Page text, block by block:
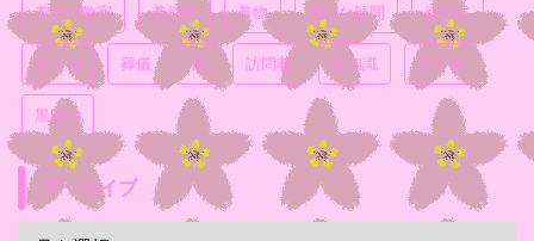
着付け教室 着崩れ 着物 素朴な疑問 結婚式
色無地 葬儀 袴 訪問着 豆知識 飾り帯
黒留袖
アーカイブ